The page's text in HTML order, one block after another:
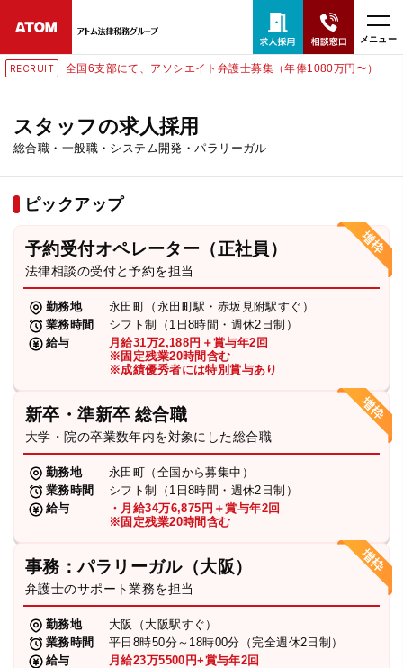
メニュー
全国6支部にて、アソシエイト弁護士募集（年俸1080万円〜）
スタッフの求人採用
総合職・一般職・システム開発・パラリーガル
ピックアップ
予約受付オペレーター（正社員）
法律相談の受付と予約を担当
勤務地
永田町（永田町駅・赤坂見附駅すぐ）
業務時間
シフト制（1日8時間・週休2日制）
給与
月給31万2,188円＋賞与年2回
※固定残業20時間含む
※成績優秀者には特別賞与あり
新卒・準新卒 総合職
大学・院の卒業数年内を対象にした総合職
勤務地
永田町（全国から募集中）
業務時間
シフト制（1日8時間・週休2日制）
給与
・月給34万6,875円＋賞与年2回
※固定残業20時間含む
事務：パラリーガル（大阪）
弁護士のサポート業務を担当
勤務地
大阪（大阪駅すぐ）
業務時間
平日8時50分～18時00分（完全週休2日制）
給与
月給23万5500円+賞与年2回
24時間365日全国対応
無料相談窓口はこちら
ホーム
取扱分野
解決実績
弁護士・税理士
費用
求人採用
お知らせ